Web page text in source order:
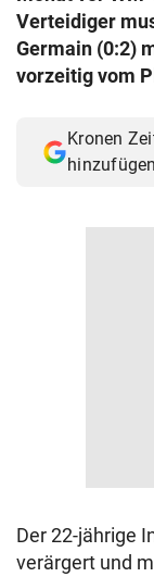
Verteidiger
Germain (0:2)
vorzeitig vom
Kronen
hinzufügen
Der 22-jährige
verärgert und